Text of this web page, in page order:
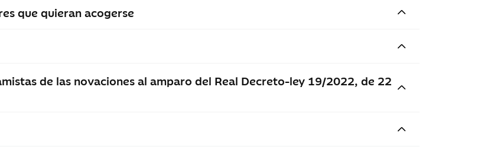
que quieran acogerse
de las novaciones al amparo del Real Decreto-ley 19/2022, de 22